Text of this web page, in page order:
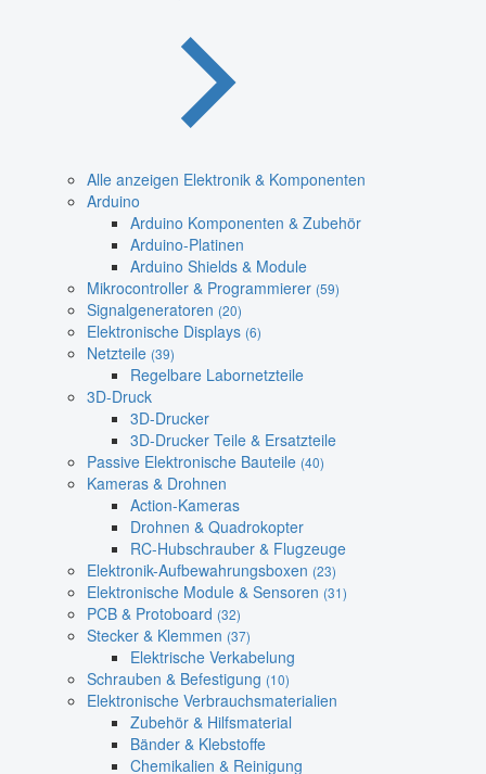
Alle anzeigen Elektronik & Komponenten
Arduino
Arduino Komponenten & Zubehör
Arduino-Platinen
Arduino Shields & Module
Mikrocontroller & Programmierer (59)
Signalgeneratoren (20)
Elektronische Displays (6)
Netzteile (39)
Regelbare Labornetzteile
3D-Druck
3D-Drucker
3D-Drucker Teile & Ersatzteile
Passive Elektronische Bauteile (40)
Kameras & Drohnen
Action-Kameras
Drohnen & Quadrokopter
RC-Hubschrauber & Flugzeuge
Elektronik-Aufbewahrungsboxen (23)
Elektronische Module & Sensoren (31)
PCB & Protoboard (32)
Stecker & Klemmen (37)
Elektrische Verkabelung
Schrauben & Befestigung (10)
Elektronische Verbrauchsmaterialien
Zubehör & Hilfsmaterial
Bänder & Klebstoffe
Chemikalien & Reinigung